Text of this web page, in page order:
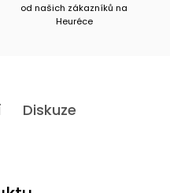
od našich zákazníků na
Heuréce
Diskuze